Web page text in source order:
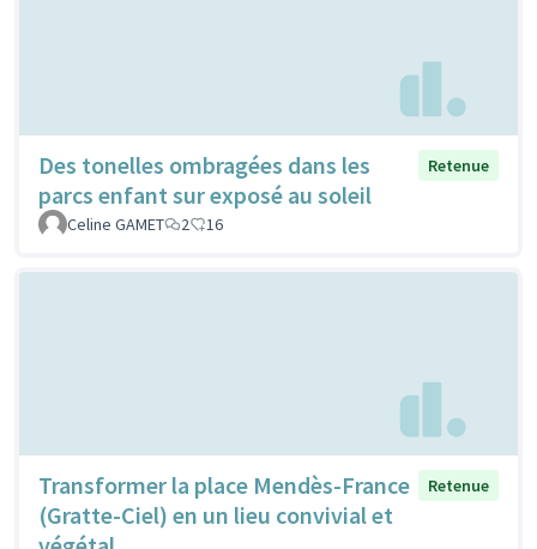
Des tonelles ombragées dans les
parcs enfant sur exposé au soleil
Retenue
Celine GAMET 2 16
Transformer la place Mendès-France
(Gratte-Ciel) en un lieu convivial et
Retenue